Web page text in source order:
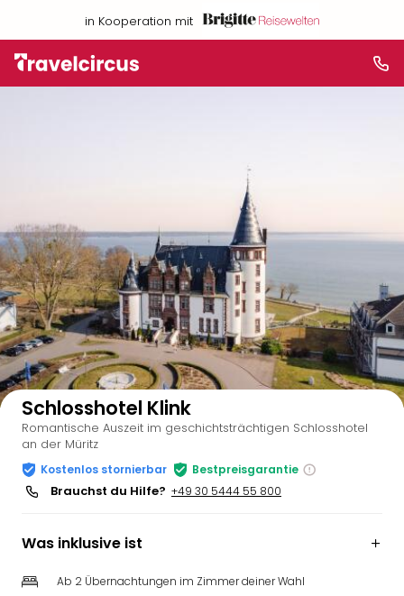
in Kooperation mit
Auf der Karte anzeigen
Schlosshotel Klink
Romantische Auszeit im geschichtsträchtigen Schlosshotel
an der Müritz
Kostenlos stornierbar Bestpreisgarantie
Brauchst du Hilfe? +49 30 5444 55 800
Was inklusive ist
Ab 2 Übernachtungen im Zimmer deiner Wahl